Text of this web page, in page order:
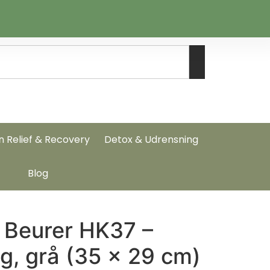
Relief & Recovery Detox & Udrensning
Blog
HK37 –
grå (35 × 29 cm)